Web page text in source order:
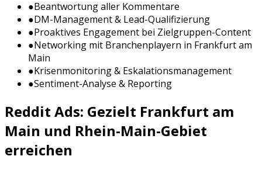
●Beantwortung aller Kommentare
●DM-Management & Lead-Qualifizierung
●Proaktives Engagement bei Zielgruppen-Content
●Networking mit Branchenplayern in Frankfurt am
Main
●Krisenmonitoring & Eskalationsmanagement
●Sentiment-Analyse & Reporting
Reddit Ads: Gezielt Frankfurt am
Main und Rhein-Main-Gebiet
erreichen